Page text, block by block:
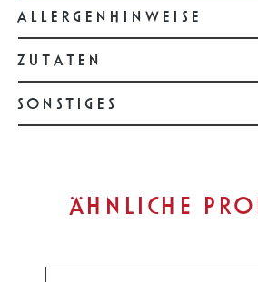
ALLERGENHINWEISE
ZUTATEN
SONSTIGES
Produktgalerie überspringen
ÄHNLICHE